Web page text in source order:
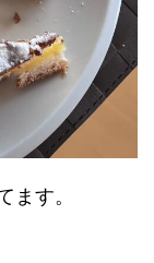
ます。